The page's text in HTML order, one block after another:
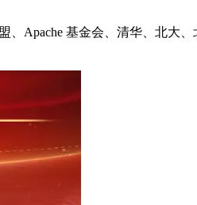
Apache 基金会、清华、北大